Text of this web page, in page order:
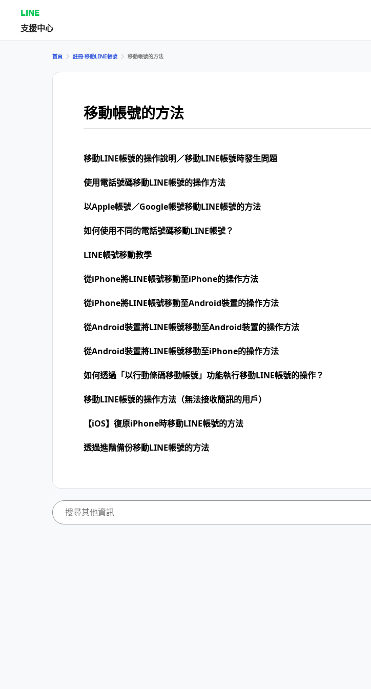
LINE
支援中心
首頁 註冊⋅移動LINE帳號 移動帳號的方法
移動帳號的方法
移動LINE帳號的操作說明／移動LINE帳號時發生問題
使用電話號碼移動LINE帳號的操作方法
以Apple帳號／Google帳號移動LINE帳號的方法
如何使用不同的電話號碼移動LINE帳號？
LINE帳號移動教學
從iPhone將LINE帳號移動至iPhone的操作方法
從iPhone將LINE帳號移動至Android裝置的操作方法
從Android裝置將LINE帳號移動至Android裝置的操作方法
從Android裝置將LINE帳號移動至iPhone的操作方法
如何透過「以行動條碼移動帳號」功能執行移動LINE帳號的操作？
移動LINE帳號的操作方法（無法接收簡訊的用戶）
【iOS】復原iPhone時移動LINE帳號的方法
透過進階備份移動LINE帳號的方法